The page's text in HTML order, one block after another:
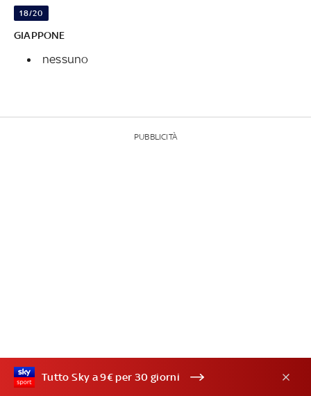
18/20
GIAPPONE
nessuno
PUBBLICITÀ
Tutto Sky a 9€ per 30 giorni